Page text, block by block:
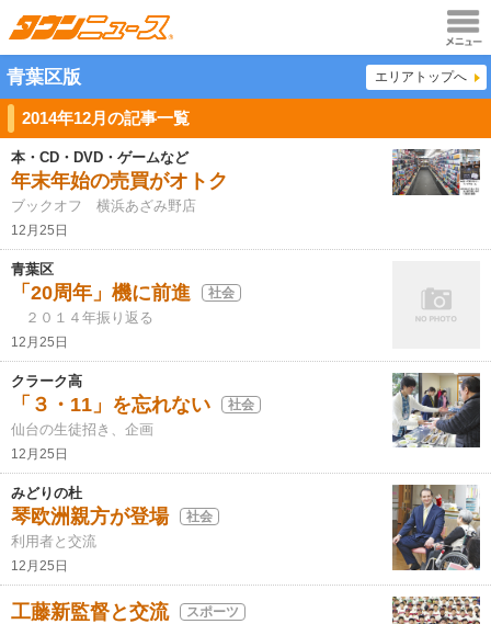
メニュ
ー
青葉区版 エリアトップへ
2014年12月の記事一覧
本・CD・DVD・ゲームなど
年末年始の売買がオトク
ブックオフ 横浜あざみ野店
12月25日
青葉区
「20周年」機に前進 社会
２０１４年振り返る
12月25日
クラーク高
「３・11」を忘れない 社会
仙台の生徒招き、企画
12月25日
みどりの杜
琴欧洲親方が登場 社会
利用者と交流
12月25日
工藤新監督と交流 スポーツ